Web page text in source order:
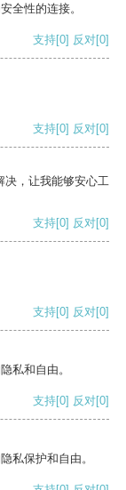
全性的连接。
支持[0] 反对[0]
支持[0] 反对[0]
决，让我能够安心工
支持[0] 反对[0]
支持[0] 反对[0]
私和自由。
支持[0] 反对[0]
私保护和自由。